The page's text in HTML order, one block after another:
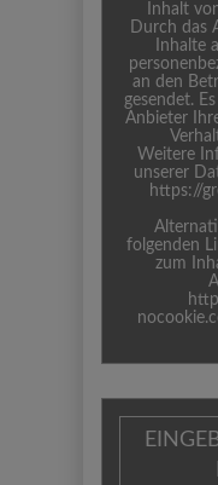
Inhalt
Durch das
Inhalte
an den
gesendet.
Anbieter
Weitere
unserer
https://
folgenden
zum